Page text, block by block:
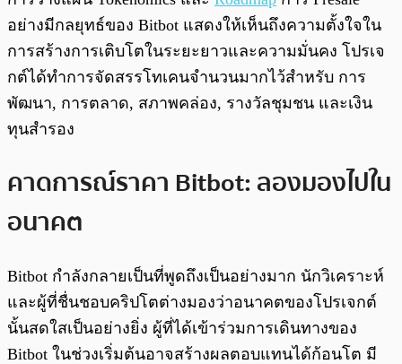
อย่างมีกลยุทธ์ของ Bitbot แสดงให้เห็นถึงความตั้งใจใน
การสร้างการเติบโตในระยะยาวและความมั่นคง โปรเจ
กต์ได้ทำการจัดสรรโทเคนจำนวนมากไว้สำหรับ การ
พัฒนา, การตลาด, สภาพคล่อง, รางวัลชุมชน และเงิน
ทุนสำรอง
คาดการณ์ราคา Bitbot: ลองมองไปใน
อนาคต
Bitbot กำลังกลายเป็นที่พูดถึงเป็นอย่างมาก นักวิเคราะห์
และผู้ที่ชื่นชอบคริปโตต่างมองว่าอนาคตของโปรเจกต์
นั้นสดใสเป็นอย่างยิ่ง ผู้ที่ได้เข้าร่วมการเดินทางของ
Bitbot ในช่วงเริ่มต้นอาจสร้างผลตอบแทนได้ก้อนโต มี